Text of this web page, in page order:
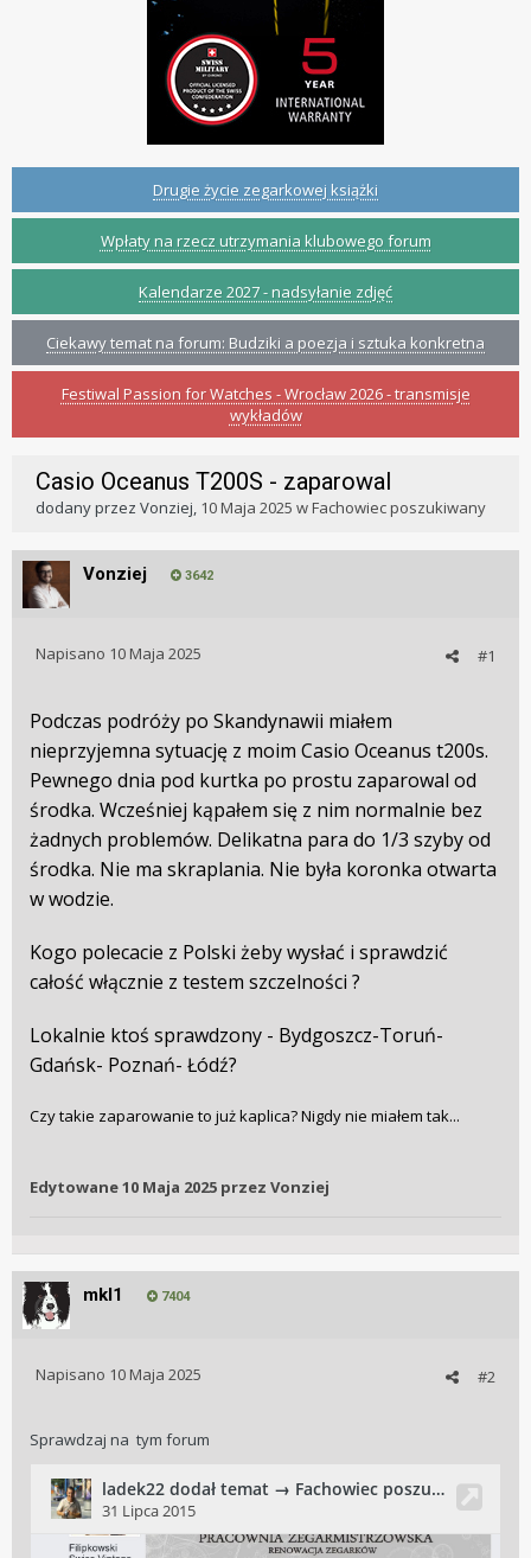
Drugie życie zegarkowej książki
Wpłaty na rzecz utrzymania klubowego forum
Kalendarze 2027 - nadsyłanie zdjęć
Ciekawy temat na forum: Budziki a poezja i sztuka konkretna
Festiwal Passion for Watches - Wrocław 2026 - transmisje
wykładów
Casio Oceanus T200S - zaparowal
dodany przez Vonziej, 10 Maja 2025 wFachowiec poszukiwany
Vonziej 3642
#1
Napisano 10 Maja 2025
Podczas podróży po Skandynawii miałem
nieprzyjemna sytuację z moim Casio Oceanus t200s.
Pewnego dnia pod kurtka po prostu zaparowal od
środka. Wcześniej kąpałem się z nim normalnie bez
żadnych problemów. Delikatna para do 1/3 szyby od
środka. Nie ma skraplania. Nie była koronka otwarta
w wodzie.
Kogo polecacie z Polski żeby wysłać i sprawdzić
całość włącznie z testem szczelności ?
Lokalnie ktoś sprawdzony - Bydgoszcz-Toruń-
Gdańsk- Poznań- Łódź?
Czy takie zaparowanie to już kaplica? Nigdy nie miałem tak...
Edytowane10 Maja 2025 przez Vonziej
mkl1 7404
#2
Napisano 10 Maja 2025
Sprawdzaj na tym forum